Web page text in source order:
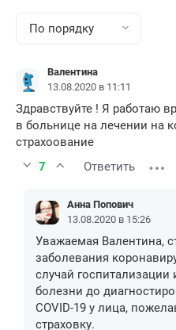
По порядку
Валентина
13.08.2020 в 11:11
Здравствуйте ! Я работаю
в больнице на лечении на
страхоование
7
Ответить
Анна Попович
13.08.2020 в 15:26
Уважаемая Валентина,
заболевания
случай госпитализации
болезни до
COVID-19 у лица,
страховку.